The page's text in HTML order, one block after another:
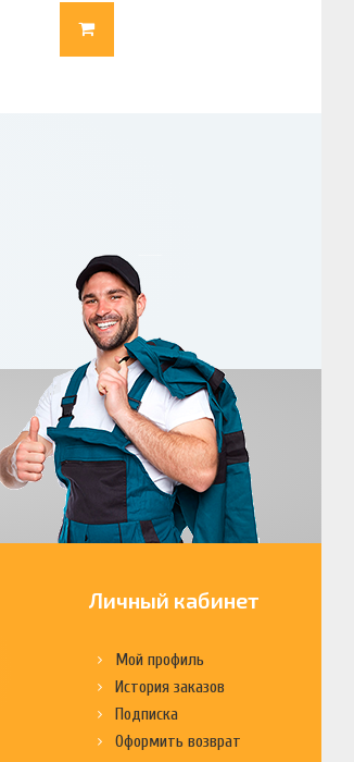
Личный кабинет
Мой профиль
История заказов
Подписка
Оформить возврат